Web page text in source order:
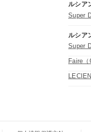
ルシア
Super
ルシア
Super
Faire